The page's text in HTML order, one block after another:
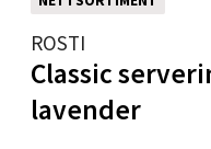
ROSTI
Classic
lavender
Mo i Rana -
Fridtjof